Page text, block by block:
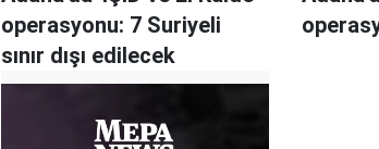
operasyonu: 7 Suriyeli
sınır dışı edilecek